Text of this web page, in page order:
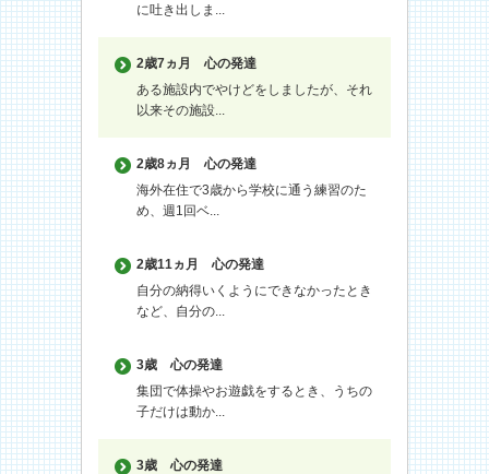
に吐き出しま...
2歳7ヵ月
心の発達
ある施設内でやけどをしましたが、それ
以来その施設...
2歳8ヵ月
心の発達
海外在住で3歳から学校に通う練習のた
め、週1回ベ...
2歳11ヵ月
心の発達
自分の納得いくようにできなかったとき
など、自分の...
3歳
心の発達
集団で体操やお遊戯をするとき、うちの
子だけは動か...
3歳
心の発達